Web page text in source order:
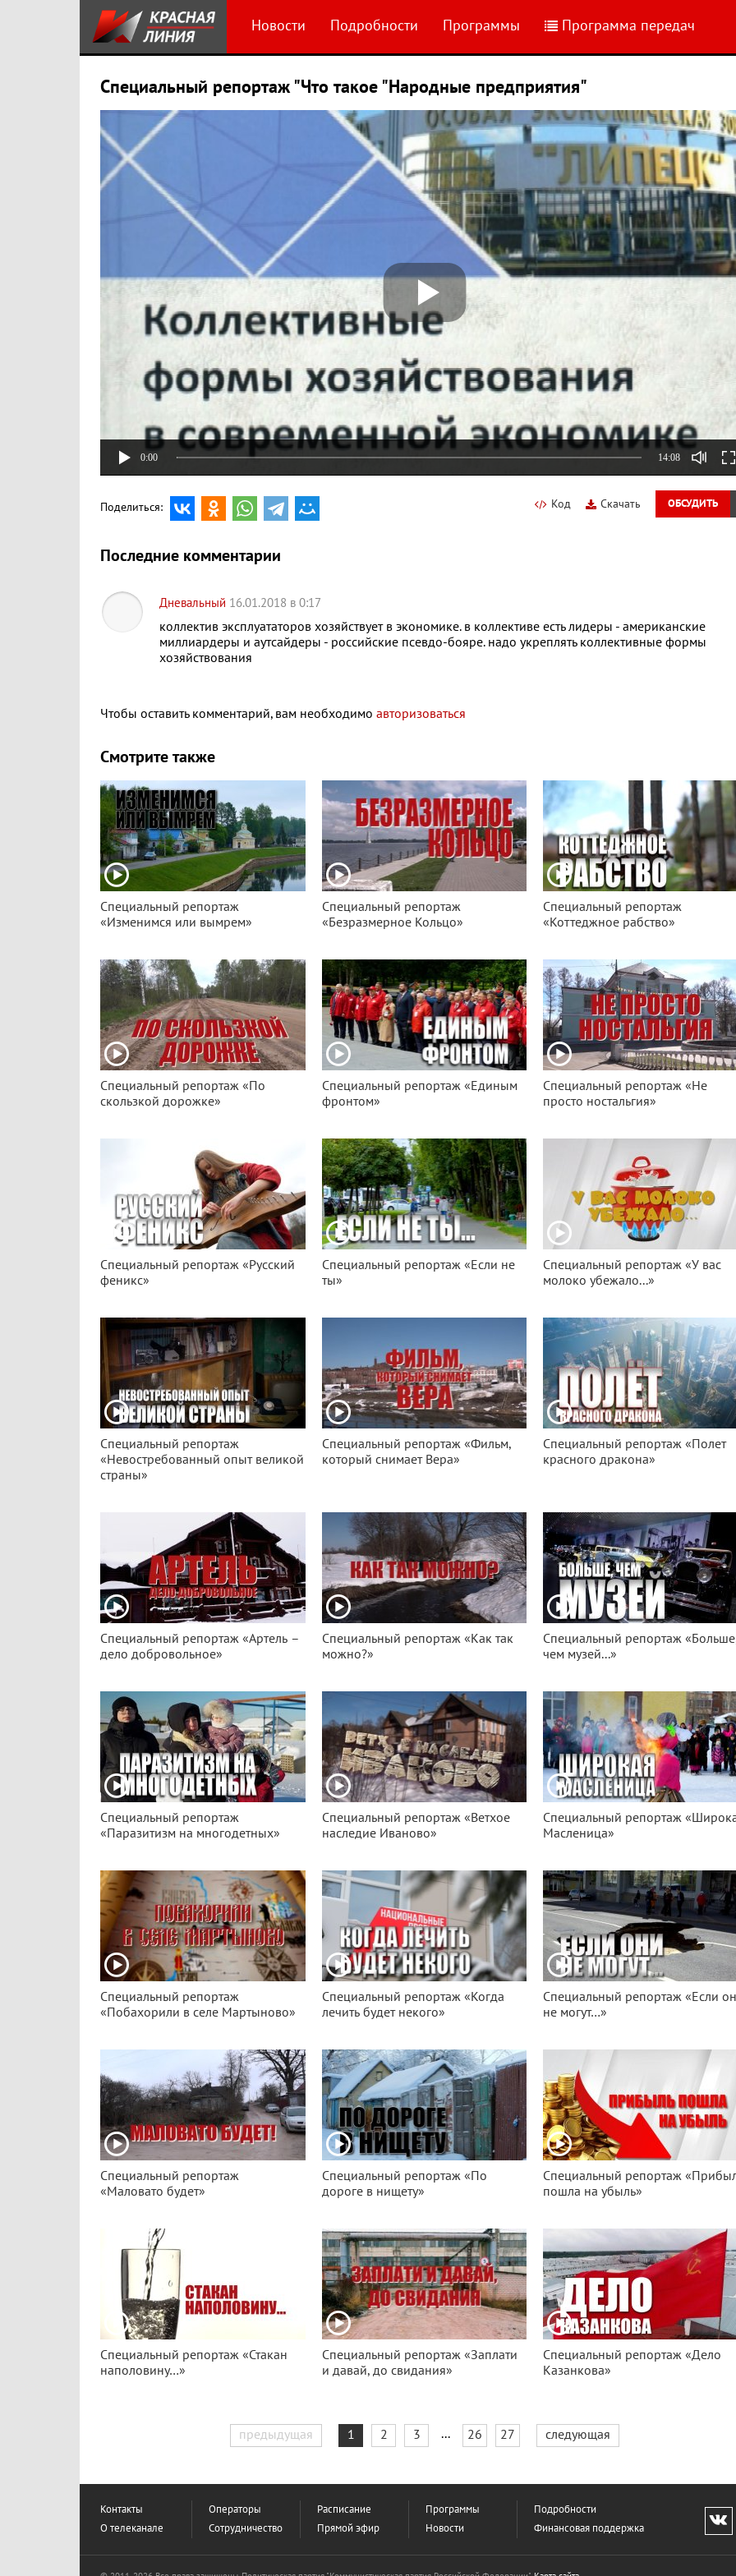
Новости Подробности Программы Программа передач
Специальный репортаж "Что такое "Народные предприятия"
0:00 14:08
ОБСУДИТЬ
Скачать
Код
Поделиться:
Последние комментарии
Дневальный 16.01.2018 в 0:17
коллектив эксплуататоров хозяйствует в экономике. в коллективе есть лидеры - американские
миллиардеры и аутсайдеры - российские псевдо-бояре. надо укреплять коллективные формы
хозяйствования
Чтобы оставить комментарий, вам необходимо авторизоваться
Смотрите также
Специальный репортаж
«Изменимся или вымрем»
Специальный репортаж
«Безразмерное Кольцо»
Специальный репортаж
«Коттеджное рабство»
Специальный репортаж «По
скользкой дорожке»
Специальный репортаж «Единым
фронтом»
Специальный репортаж «Не
просто ностальгия»
Специальный репортаж «Русский
феникс»
Специальный репортаж «Если не
ты»
Специальный репортаж «У вас
молоко убежало...»
Специальный репортаж
«Невостребованный опыт великой
страны»
Специальный репортаж «Фильм,
который снимает Вера»
Специальный репортаж «Полет
красного дракона»
Специальный репортаж «Артель –
дело добровольное»
Специальный репортаж «Как так
можно?»
Специальный репортаж
чем музей...»
Специальный репортаж
«Паразитизм на многодетных»
Специальный репортаж «Ветхое
наследие Иваново»
Специальный репортаж
Масленица»
Специальный репортаж
«Побахорили в селе Мартыново»
Специальный репортаж «Когда
лечить будет некого»
Специальный репортаж «Если
не могут…»
Специальный репортаж
«Маловато будет»
Специальный репортаж «По
дороге в нищету»
Специальный репортаж
пошла на убыль»
Специальный репортаж «Стакан
наполовину…»
Специальный репортаж «Заплати
и давай, до свидания»
Специальный репортаж «Дело
Казанкова»
предыдущая 1 2 3 ... 26 27 следующая
Контакты
О телеканале
Операторы
Сотрудничество
Расписание
Прямой эфир
Программы
Новости
Подробности
Финансовая поддержка